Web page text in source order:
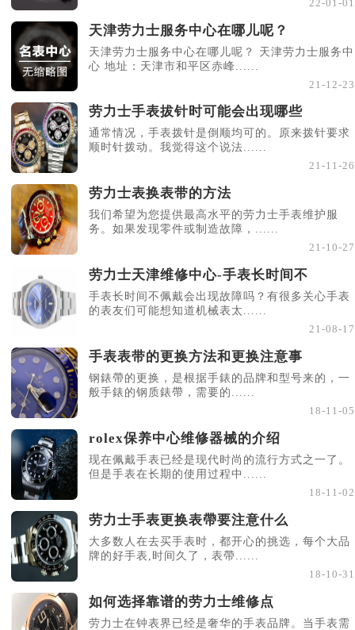
22-01-01
天津劳力士服务中心在哪儿呢？
天津劳力士服务中心在哪儿呢？ 天津劳力士服务中
心 地址：天津市和平区赤峰......
21-12-23
劳力士手表拔针时可能会出现哪些
通常情况，手表拨针是倒顺均可的。原来拨针要求
顺时针拨动。我觉得这个说法......
21-11-26
劳力士表换表带的方法
我们希望为您提供最高水平的劳力士手表维护服
务。如果发现零件或制造故障，......
21-10-27
劳力士天津维修中心-手表长时间不
手表长时间不佩戴会出现故障吗？有很多关心手表
的表友们可能想知道机械表太......
21-08-17
手表表带的更换方法和更换注意事
钢錶帶的更换，是根据手錶的品牌和型号来的，一
般手錶的钢质錶帶，需要的......
18-11-05
rolex保养中心维修器械的介绍
现在佩戴手表已经是现代时尚的流行方式之一了。
但是手表在长期的使用过程中......
18-11-02
劳力士手表更换表帶要注意什么
大多数人在去买手表时，都开心的挑选，每个大品
牌的好手表,时间久了，表帶......
18-10-31
如何选择靠谱的劳力士维修点
劳力士在钟表界已经是奢华的手表品牌。当手表需